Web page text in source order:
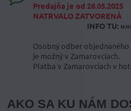
Predajňa je od 26.05.2025
NATRVALO ZATVORENÁ
INFO TU:
Osobný odber
je možný v Zamarovciach.
Platba v Zamarovciach v
AKO SA KU NÁM